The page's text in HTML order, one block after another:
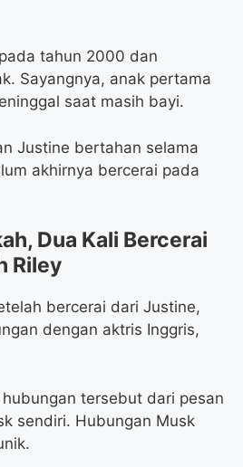
tahun 2000 dan
Sayangnya, anak pertama
saat masih bayi.
Justine bertahan selama
akhirnya bercerai pada
Dua Kali Bercerai
Riley
bercerai dari Justine,
dengan aktris Inggris,
tersebut dari pesan
sendiri. Hubungan Musk